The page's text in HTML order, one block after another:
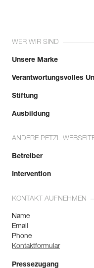
WER WIR SIND
Unsere Marke
Verantwortungsvolles
Stiftung
Ausbildung
ANDERE PETZL
Betreiber
Intervention
KONTAKT AUFNEHMEN
Name
Email
Phone
Kontaktformular
Pressezugang